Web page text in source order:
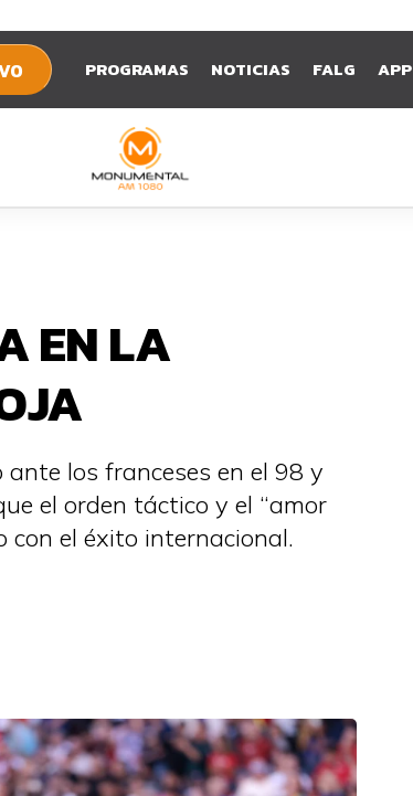
PROGRAMAS NOTICIAS FALG APP
EN LA
los franceses en el 98 y
el orden táctico y el “amor
con el éxito internacional.